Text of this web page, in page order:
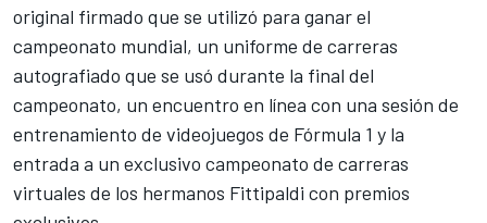
original firmado que se utilizó para ganar el
campeonato mundial, un uniforme de carreras
autografiado que se usó durante la final del
campeonato, un encuentro en línea con una sesión de
entrenamiento de videojuegos de Fórmula 1 y la
entrada a un exclusivo campeonato de carreras
virtuales de los hermanos Fittipaldi con premios